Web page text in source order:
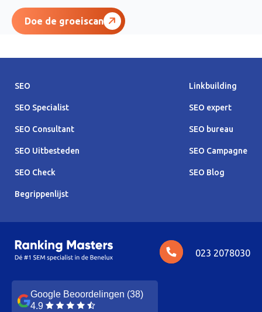
Doe de groeiscan
SEO Linkbuilding
SEO Specialist SEO expert
SEO Consultant SEO bureau
SEO Uitbesteden SEO Campagne
SEO Check SEO Blog
Begrippenlijst
023 2078030
Google Beoordelingen (38)
4.9